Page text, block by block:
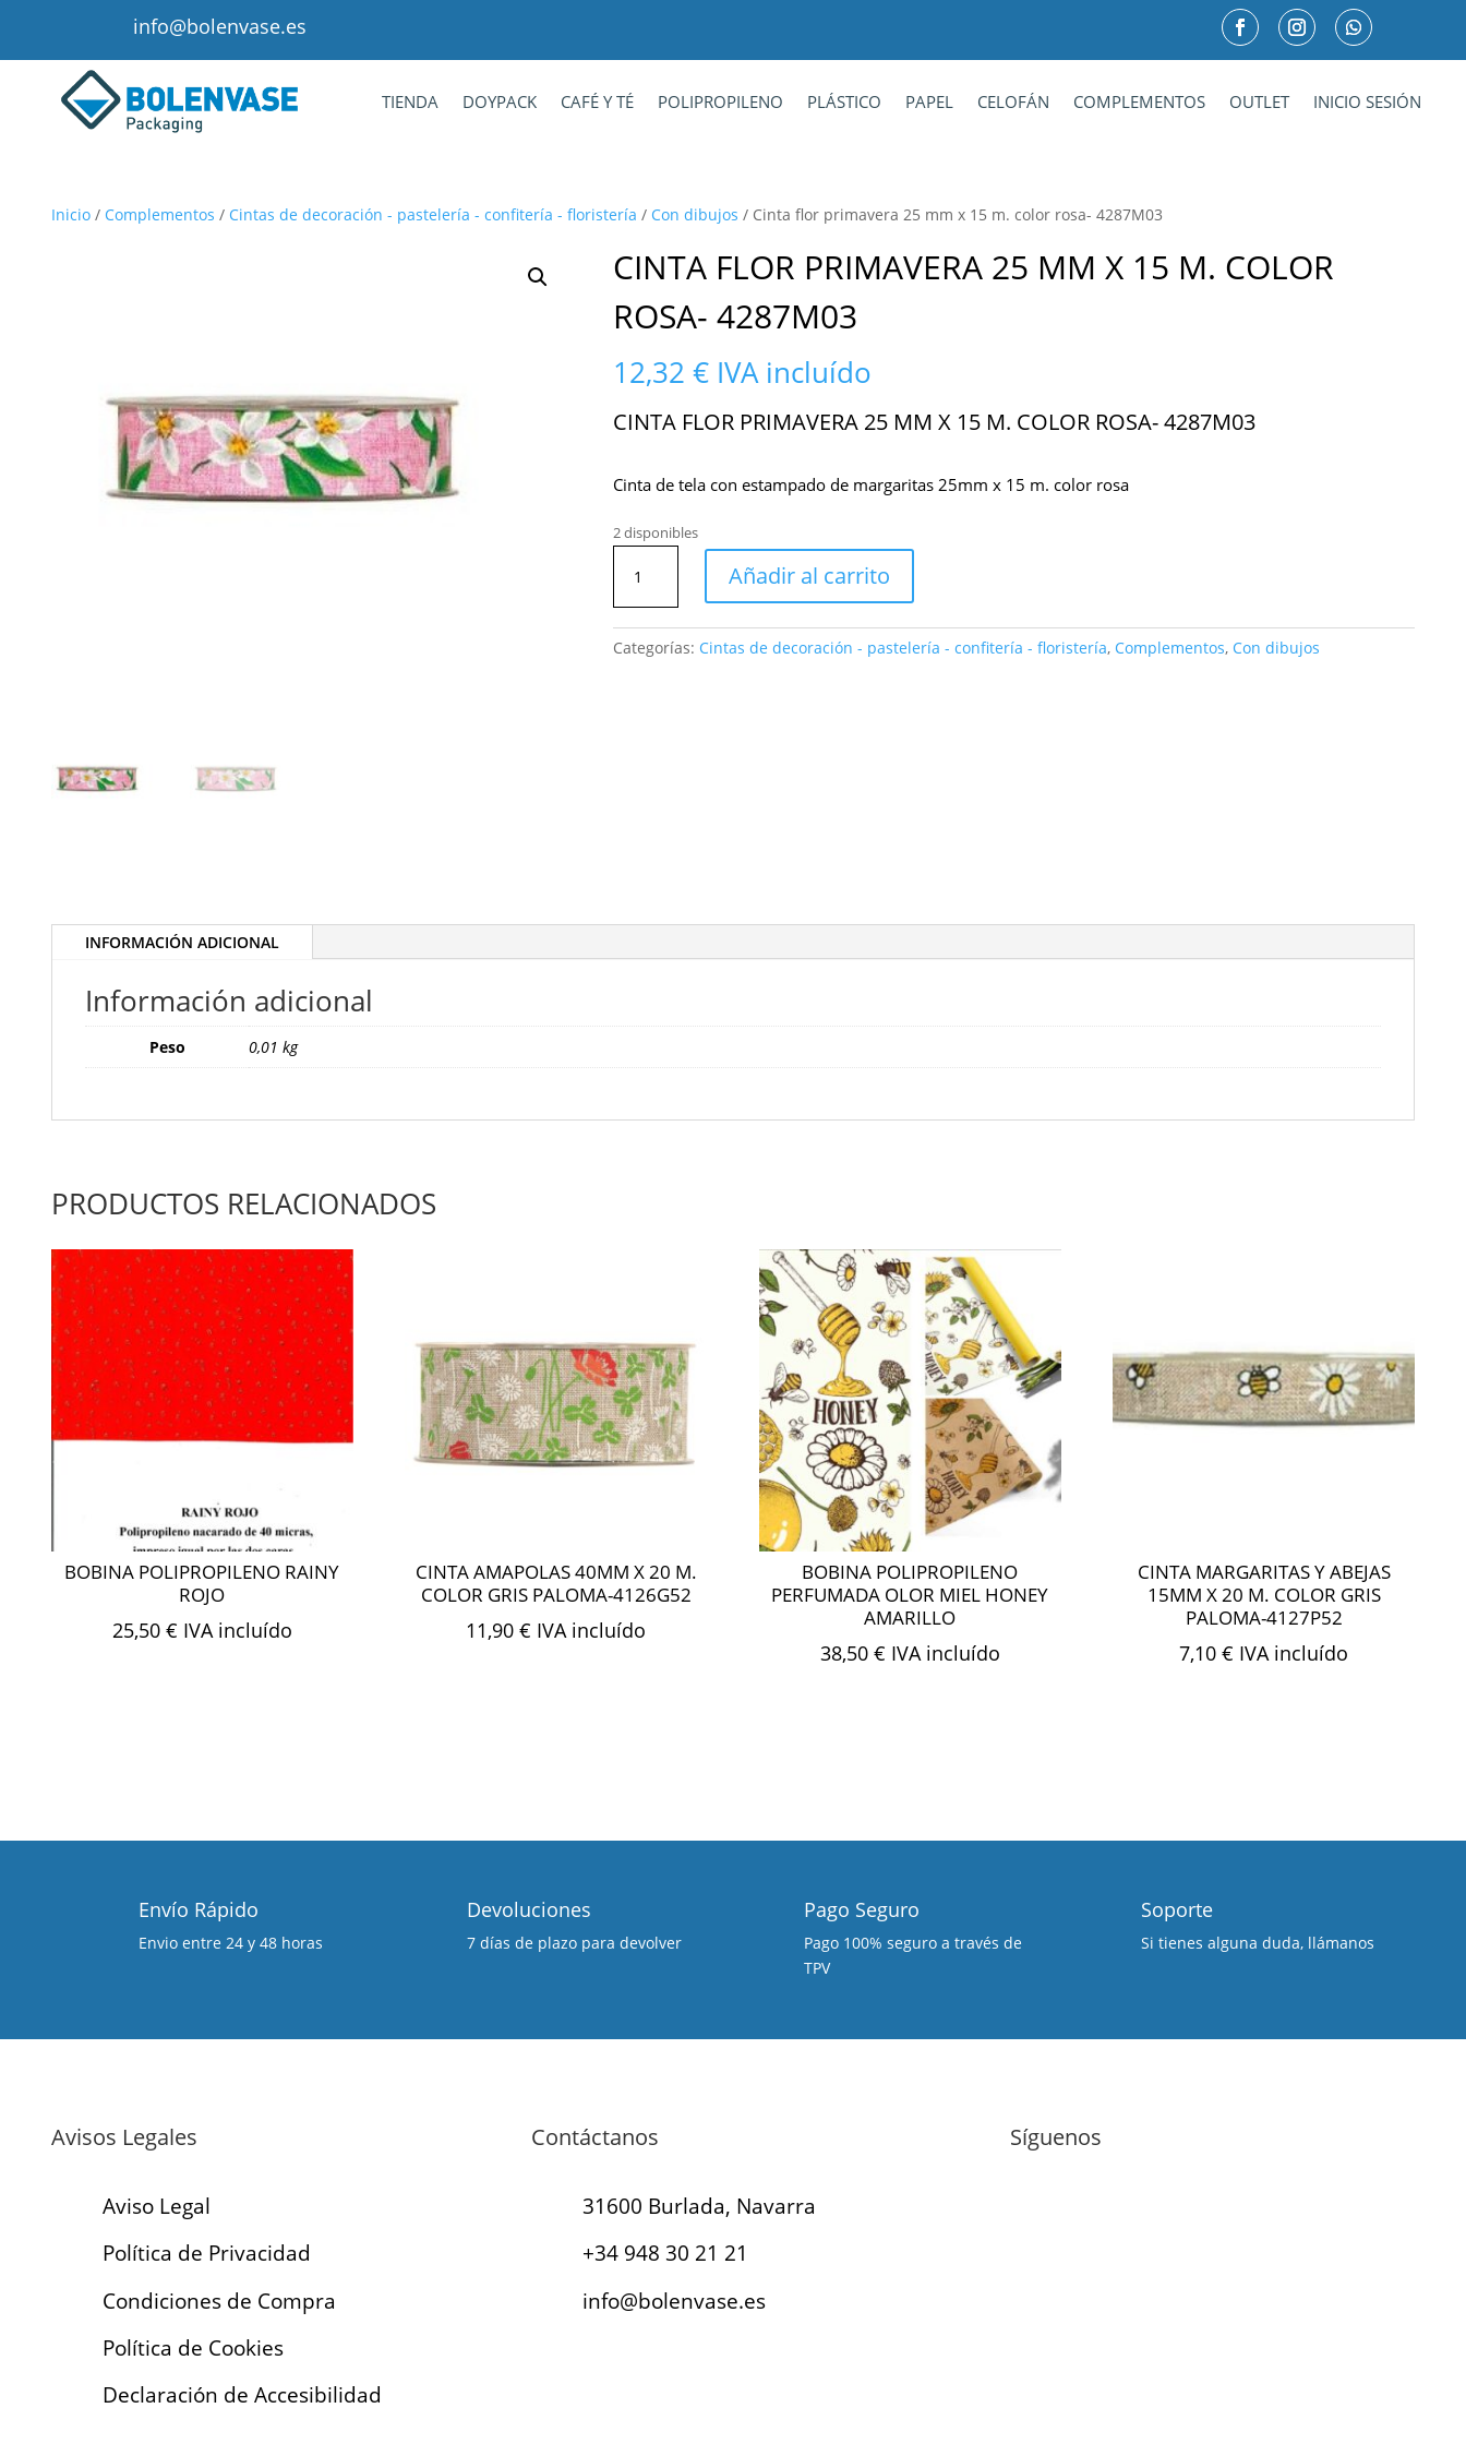
info@bolenvase.es
TIENDA DOYPACK CAFÉ Y TÉ POLIPROPILENO PLÁSTICO PAPEL CELOFÁN COMPLEMENTOS OUTLET INICIO SESIÓN
Inicio / Complementos / Cintas de decoración - pastelería - confitería - floristería / Con dibujos / Cinta flor primavera 25 mm x 15 m. color rosa- 4287M03
CINTA FLOR PRIMAVERA 25 MM X 15 M. COLOR
ROSA- 4287M03
12,32 € IVA incluído
CINTA FLOR PRIMAVERA 25 MM X 15 M. COLOR ROSA- 4287M03
Cinta de tela con estampado de margaritas 25mm x 15 m. color rosa
2 disponibles
flor
primavera
25
mm
Añadir al carrito
Categorías: Cintas de decoración - pastelería - confitería - floristería, Complementos, Con dibujos
INFORMACIÓN ADICIONAL
Información adicional
Peso 0,01 kg
PRODUCTOS RELACIONADOS
BOBINA POLIPROPILENO RAINY
ROJO
25,50 € IVA incluído
CINTA AMAPOLAS 40MM X 20 M.
COLOR GRIS PALOMA-4126G52
11,90€ IVA incluído
BOBINA POLIPROPILENO
PERFUMADA OLOR MIEL HONEY
AMARILLO
38,50 € IVA incluído
CINTA MARGARITAS Y ABEJAS
15MM X 20 M. COLOR GRIS
PALOMA-4127P52
7,10€ IVA incluído
Envío Rápido
Envio entre 24 y 48 horas
Devoluciones
7 días de plazo para devolver
Pago Seguro
Pago 100% seguro a través de
TPV
Soporte
Si tienes alguna duda, llámanos
Avisos Legales
Aviso Legal
Política de Privacidad
Condiciones de Compra
Política de Cookies
Declaración de Accesibilidad
Contáctanos
31600 Burlada, Navarra
+34 948 30 21 21
info@bolenvase.es
Síguenos